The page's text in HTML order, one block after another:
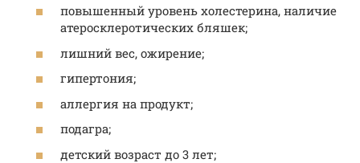
повышенный уровень холестерина, наличие
атеросклеротических бляшек;
лишний вес, ожирение;
гипертония;
аллергия на продукт;
подагра;
детский возраст до 3 лет;